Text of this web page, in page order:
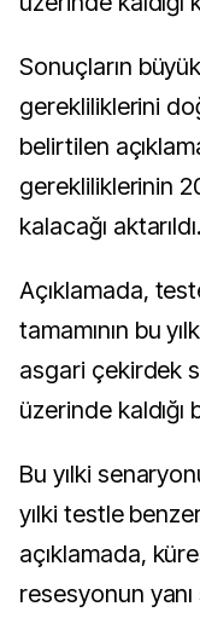
Sonuçların
gerekliliklerini
belirtilen
gerekliliklerinin
kalacağı aktarıldı.
Açıklamada,
tamamının bu
asgari çekirdek
üzerinde kaldığı
Bu yılki
yılki testle
açıklamada,
resesyonun